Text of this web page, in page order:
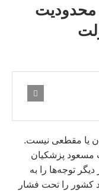
محدودیت
یا مقطعی نیست.
مسعود پزشکیان
دیگر توجه‌ها را به
کشور را تحت فشار